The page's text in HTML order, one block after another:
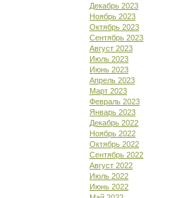
Декабрь 2023
Ноябрь 2023
Октябрь 2023
Сентябрь 2023
Август 2023
Июль 2023
Июнь 2023
Апрель 2023
Март 2023
Февраль 2023
Январь 2023
Декабрь 2022
Ноябрь 2022
Октябрь 2022
Сентябрь 2022
Август 2022
Июль 2022
Июнь 2022